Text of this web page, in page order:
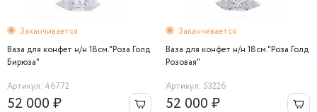
Заканчивается
Ваза для конфет н/н 18см."Роза Голд
Бирюза"
Артикул: 46772
52 000 ₽
Заканчивается
Ваза для конфет н/н 18см."Роза Голд
Розовая"
Артикул: 53226
52 000 ₽